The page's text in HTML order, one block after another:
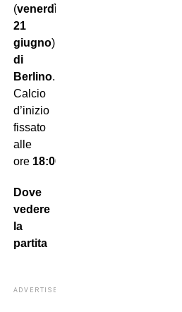
(venerdì
21
giugno) all’
di
Berlino.
Calcio
d’inizio
fissato
alle
ore 18:00
Dove
vedere
la
partita
ADVERTISEMENT